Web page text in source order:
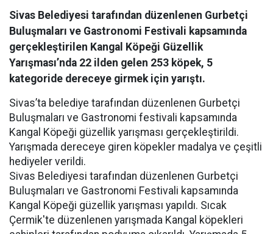
Sivas Belediyesi tarafından düzenlenen Gurbetçi
Buluşmaları ve Gastronomi Festivali kapsamında
gerçekleştirilen Kangal Köpeği Güzellik
Yarışması’nda 22 ilden gelen 253 köpek, 5
kategoride dereceye girmek için yarıştı.
Sivas’ta belediye tarafından düzenlenen Gurbetçi
Buluşmaları ve Gastronomi festivali kapsamında
Kangal Köpeği güzellik yarışması gerçekleştirildi.
Yarışmada dereceye giren köpekler madalya ve çeşitli
hediyeler verildi.
Sivas Belediyesi tarafından düzenlenen Gurbetçi
Buluşmaları ve Gastronomi Festivali kapsamında
Kangal Köpeği güzellik yarışması yapıldı. Sıcak
Çermik'te düzenlenen yarışmada Kangal köpekleri